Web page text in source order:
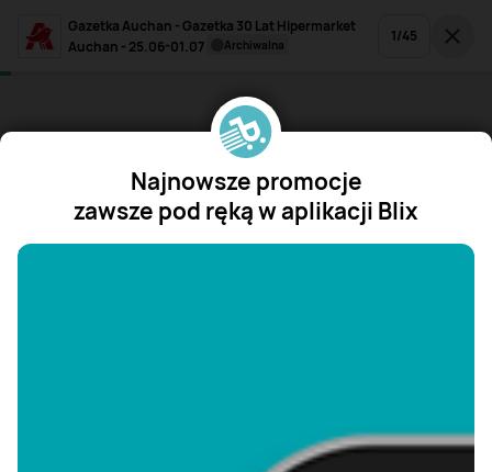
Gazetka Auchan - Gazetka 30 Lat Hipermarket
Auchan - 25.06-01.07
archiwalna 1/45
Najnowsze promocje
zawsze pod ręką w aplikacji Blix
"/>